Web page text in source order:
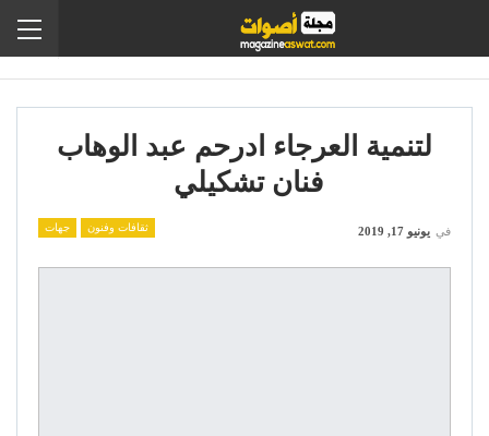
لتنمية العرجاء ادرحم عبد الوهاب
فنان تشكيلي
ثقافات وفنون جهات في يونيو 17, 2019